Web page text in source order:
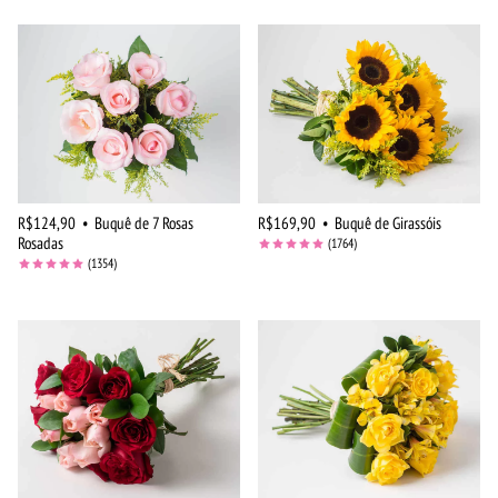
R$124,90 • Buquê de 7 Rosas
Rosadas
(1354)
R$169,90 • Buquê de Girassóis
(1764)